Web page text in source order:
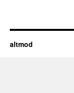
altmod